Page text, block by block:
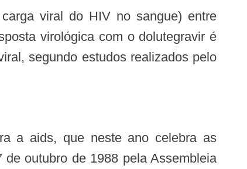
virológica com o dolutegravir é
segundo estudos realizados pelo
outubro de 1988 pela Assembleia